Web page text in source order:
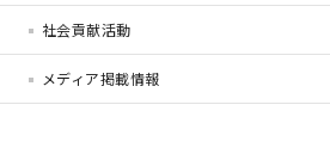
納得リフォームスタジオ
社会貢献活動
メディア掲載情報